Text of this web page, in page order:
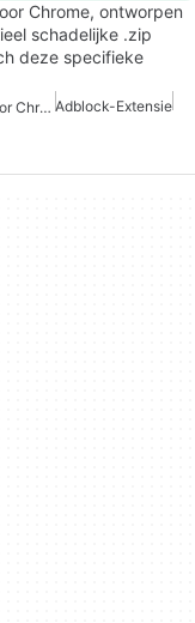
Chrome, ontworpen
schadelijke .zip
deze specifieke
Beste Beveiligingsextensies Voor Chrome Adblock-Extensie